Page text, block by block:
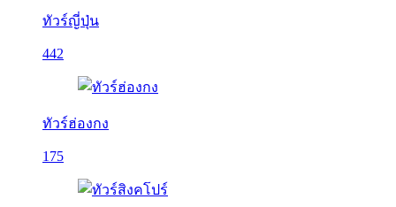
ทัวร์ญี่ปุ่น
442
ทัวร์ฮ่องกง
175